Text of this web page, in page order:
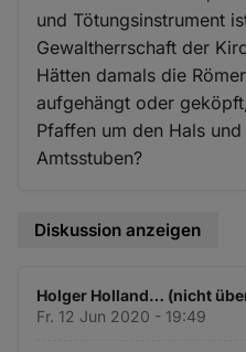
und Tötungsinstrument
Gewaltherrschaft der
Hätten damals die
aufgehängt oder
Pfaffen um den Hals
Amtsstuben?
Diskussion anzeigen
Holger Holland… (nicht
Fr. 12 Jun 2020 - 19:49